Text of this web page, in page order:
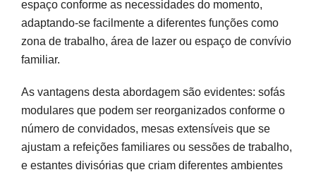
espaço conforme as necessidades do momento,
adaptando-se facilmente a diferentes funções como
zona de trabalho, área de lazer ou espaço de convívio
familiar.
As vantagens desta abordagem são evidentes: sofás
modulares que podem ser reorganizados conforme o
número de convidados, mesas extensíveis que se
ajustam a refeições familiares ou sessões de trabalho,
e estantes divisórias que criam diferentes ambientes